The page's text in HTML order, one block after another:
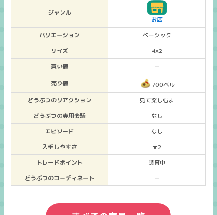
ジャンル
お店
バリエーション
ベーシック
サイズ
4×2
買い値
ー
売り値
700ベル
どうぶつのリアクション
見て楽しむよ
どうぶつの専用会話
なし
エピソード
なし
入手しやすさ
★2
トレードポイント
調査中
どうぶつのコーディネート
ー